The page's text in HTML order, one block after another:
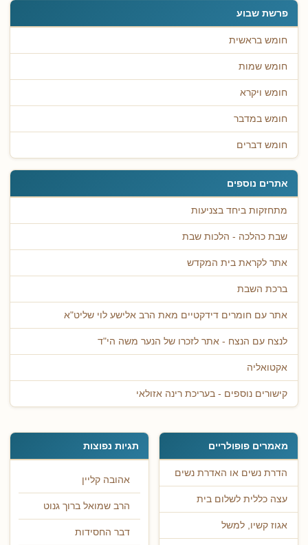
פרשת שבוע
חומש בראשית
חומש שמות
חומש ויקרא
חומש במדבר
חומש דברים
אתרים נוספים
מתחזקות ביחד בצניעות
שבת כהלכה - הלכות שבת
אתר לקראת בית המקדש
ברכת השבת
אתר עם חומרים דידקטיים מאת הרב אלישע לוי שליט"א
לנצח עם הנצח - אתר לזכרו של הנער משה הי"ד
אקטואליה
קישורים נוספים - בעריכת רינה אזולאי
מאמרים פופולריים
הדרת נשים או האדרת נשים
עצה כללית לשלום בית
אגוז קשיו, למשל
תגיות נפוצות
אהובה קליין
הרב שמואל ברוך גנוט
דבר החסידות